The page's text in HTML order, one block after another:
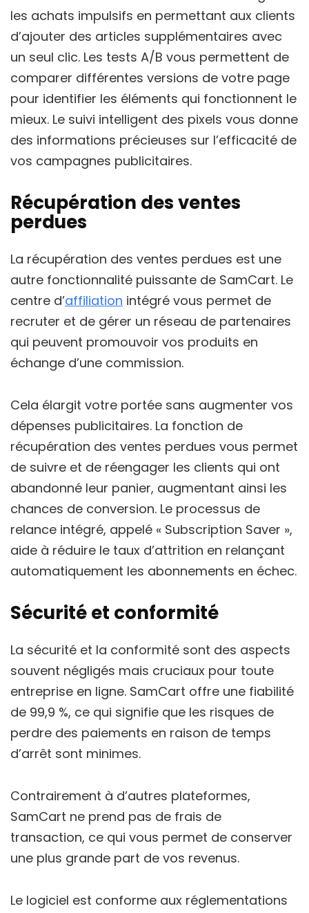
les achats impulsifs en permettant aux clients
d’ajouter des articles supplémentaires avec
un seul clic. Les tests A/B vous permettent de
comparer différentes versions de votre page
pour identifier les éléments qui fonctionnent le
mieux. Le suivi intelligent des pixels vous donne
des informations précieuses sur l’efficacité de
vos campagnes publicitaires.
Récupération des ventes
perdues
La récupération des ventes perdues est une
autre fonctionnalité puissante de SamCart. Le
centre d’affiliation intégré vous permet de
recruter et de gérer un réseau de partenaires
qui peuvent promouvoir vos produits en
échange d’une commission.
Cela élargit votre portée sans augmenter vos
dépenses publicitaires. La fonction de
récupération des ventes perdues vous permet
de suivre et de réengager les clients qui ont
abandonné leur panier, augmentant ainsi les
chances de conversion. Le processus de
relance intégré, appelé « Subscription Saver »,
aide à réduire le taux d’attrition en relançant
automatiquement les abonnements en échec.
Sécurité et conformité
La sécurité et la conformité sont des aspects
souvent négligés mais cruciaux pour toute
entreprise en ligne. SamCart offre une fiabilité
de 99,9 %, ce qui signifie que les risques de
perdre des paiements en raison de temps
d’arrêt sont minimes.
Contrairement à d’autres plateformes,
SamCart ne prend pas de frais de
transaction, ce qui vous permet de conserver
une plus grande part de vos revenus.
Le logiciel est conforme aux réglementations